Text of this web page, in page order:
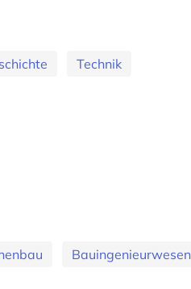
Technik
Bauingenieurwesen